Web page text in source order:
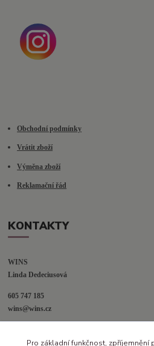
Obchodní podmínky
Vrátit zboží
Výměna zboží
Reklamační řád
KONTAKTY
WINS
Linda Dedeciusová
605 747 185
wins@wins.cz
Pro základní funkčnost, zpříjemnění